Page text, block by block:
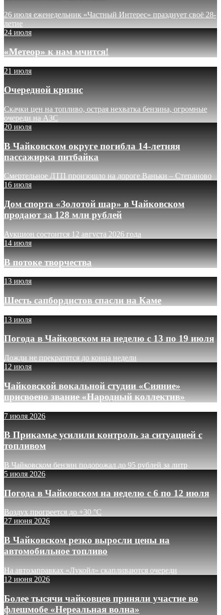
26 июля еженедельник «Частный Интерес» празднует своё 28-
летие
24 июля
«Метеор» к нам мчится!
21 июля
Очередной кризис
Скачки цен на топливо, острая нехватка бензина, огромные
очереди на АЗС
20 июля
В Чайковском округе погибла 14-летняя
пассажирка питбайка
Смертельное ДТП произошло на дороге Ваньки – Степаново
16 июля
Дом спорта «Золотой шар» в Чайковском
продают за 128 млн рублей
Аукцион состоится 12 августа 2026 года
14 июля
В потоке творчества
13 июля
Шесть сапбордистов спасли на Каме
13 июля
Погода в Чайковском на неделю с 13 по 19 июля
Дожди не прекратятся до конца недели
12 июля
Чайковской вокальной студии «Сияние»
присвоено звание «Народный коллектив»
7 июля 2026
В Прикамье усилили контроль за ситуацией с
топливом
В Чайковском бензин подорожал до 95 рублей за литр
5 июля 2026
Погода в Чайковском на неделю с 6 по 12 июля
Воздух прогреется до +30 °C
27 июня 2026
В Чайковском резко выросли цены на
автомобильное топливо
На автозаправках «Лукойл» скапливаются очереди
12 июня 2026
Более тысячи чайковцев приняли участие во
флешмобе «Нереальная волна»